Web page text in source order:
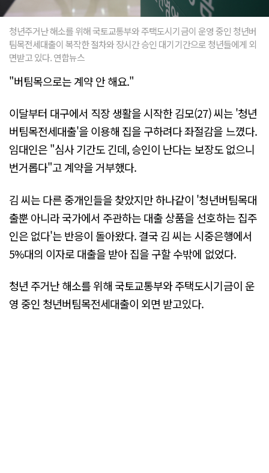
청년주거난 해소를 위해 국토교통부와 주택도시기금이 운영 중인 청년버
팀목전세대출이 복작한 절차와 장시간 승인 대기기간으로 청년들에게 외
면받고 있다. 연합뉴스
"버팀목으로는 계약 안 해요."
이달부터 대구에서 직장 생활을 시작한 김모(27) 씨는 '청년
버팀목전세대출'을 이용해 집을 구하려다 좌절감을 느꼈다.
임대인은 "심사 기간도 긴데, 승인이 난다는 보장도 없으니
번거롭다"고 계약을 거부했다.
김 씨는 다른 중개인들을 찾았지만 하나같이 '청년버팀목대
출뿐 아니라 국가에서 주관하는 대출 상품을 선호하는 집주
인은 없다'는 반응이 돌아왔다. 결국 김 씨는 시중은행에서
5%대의 이자로 대출을 받아 집을 구할 수밖에 없었다.
청년 주거난 해소를 위해 국토교통부와 주택도시기금이 운
영 중인 청년버팀목전세대출이 외면 받고있다.